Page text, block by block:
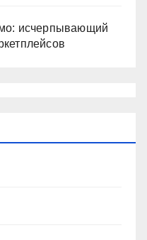
исчерпывающий